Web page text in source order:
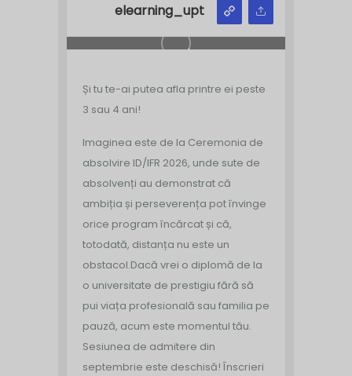
elearning_upt
Și tu te-ai putea afla printre ei peste
3 sau 4 ani!
Imaginea este de la Ceremonia de
absolvire ID/IFR 2026, unde sute de
absolvenți au demonstrat că
ambiția și perseverența pot învinge
orice program încărcat și că,
totodată, distanța nu este un
obstacol.Dacă vrei o diplomă de la
o universitate de prestigiu fără să
pui viața profesională sau familia pe
pauză, acum este momentul tău.
Sesiunea de admitere din
septembrie este deschisă! Înscrieri